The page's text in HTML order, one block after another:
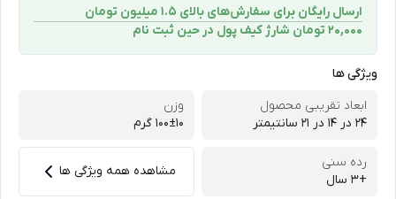
ارسال رایگان برای سفارش‌های بالای 1.5 میلیون تومان
۲۰,۰۰۰ تومان شارژ کیف پول در حین ثبت ‌نام
ویژگی ها
ابعاد تقریبی محصول
24 در 14 در 21 سانتیمتر
وزن
100±10 گرم
رده سنی
+3 سال
مشاهده همه ویژگی ها